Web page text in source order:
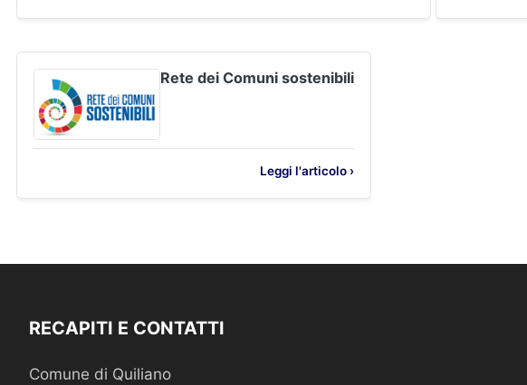
Rete dei Comuni sostenibili
Leggi l'articolo ›
RECAPITI E CONTATTI
Comune di Quiliano